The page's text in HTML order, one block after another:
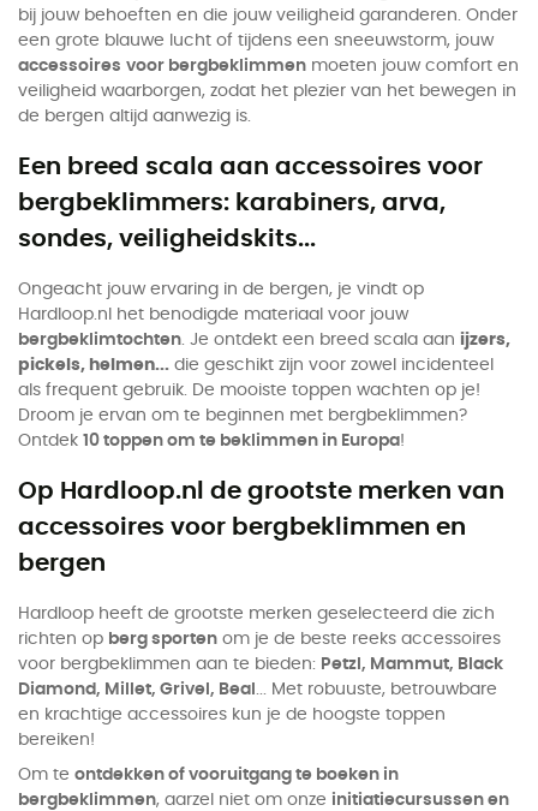
bij jouw behoeften en die jouw veiligheid garanderen. Onder
een grote blauwe lucht of tijdens een sneeuwstorm, jouw
accessoires voor bergbeklimmen moeten jouw comfort en
veiligheid waarborgen, zodat het plezier van het bewegen in
de bergen altijd aanwezig is.
Een breed scala aan accessoires voor
bergbeklimmers: karabiners, arva,
sondes, veiligheidskits...
Ongeacht jouw ervaring in de bergen, je vindt op
Hardloop.nl het benodigde materiaal voor jouw
bergbeklimtochten. Je ontdekt een breed scala aan ijzers,
pickels, helmen... die geschikt zijn voor zowel incidenteel
als frequent gebruik. De mooiste toppen wachten op je!
Droom je ervan om te beginnen met bergbeklimmen?
Ontdek 10 toppen om te beklimmen in Europa!
Op Hardloop.nl de grootste merken van
accessoires voor bergbeklimmen en
bergen
Hardloop heeft de grootste merken geselecteerd die zich
richten op berg sporten om je de beste reeks accessoires
voor bergbeklimmen aan te bieden: Petzl, Mammut, Black
Diamond, Millet, Grivel, Beal ... Met robuuste, betrouwbare
en krachtige accessoires kun je de hoogste toppen
bereiken!
Om te ontdekken of vooruitgang te boeken in
bergbeklimmen, aarzel niet om onze initiatiecursussen en